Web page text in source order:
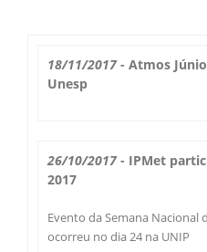
Radar
Radar
Previsão
18/11/2017- Atmos
Unesp
26/10/2017- IPMet
2017
Evento da Semana Nacional
ocorreu no dia 24 na UNIP